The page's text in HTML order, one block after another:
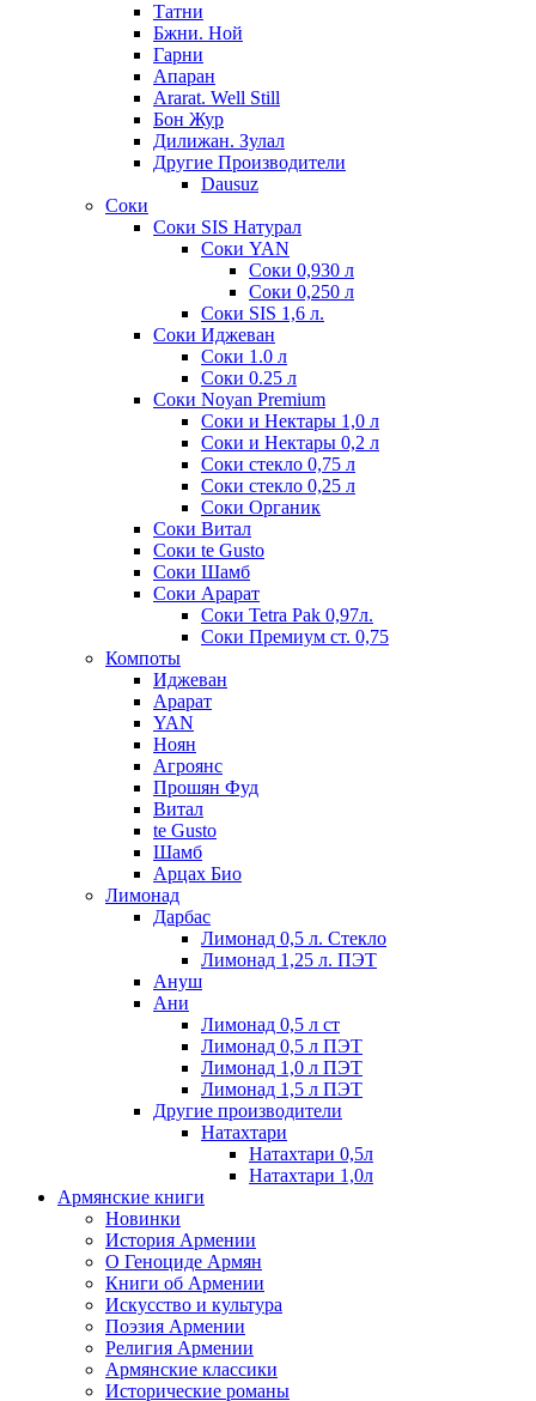
Татни
Бжни. Ной
Гарни
Апаран
Ararat. Well Still
Бон Жур
Дилижан. Зулал
Другие Производители
Dausuz
Соки
Соки SIS Натурал
Соки YAN
Соки 0,930 л
Соки 0,250 л
Соки SIS 1,6 л.
Соки Иджеван
Соки 1.0 л
Соки 0.25 л
Соки Noyan Premium
Соки и Нектары 1,0 л
Соки и Нектары 0,2 л
Соки стекло 0,75 л
Соки стекло 0,25 л
Соки Органик
Соки Витал
Соки te Gusto
Соки Шамб
Соки Арарат
Соки Tetra Pak 0,97л.
Соки Премиум ст. 0,75
Компоты
Иджеван
Арарат
YAN
Ноян
Агроянс
Прошян Фуд
Витал
te Gusto
Шамб
Арцах Био
Лимонад
Дарбас
Лимонад 0,5 л. Стекло
Лимонад 1,25 л. ПЭТ
Ануш
Ани
Лимонад 0,5 л ст
Лимонад 0,5 л ПЭТ
Лимонад 1,0 л ПЭТ
Лимонад 1,5 л ПЭТ
Другие производители
Натахтари
Натахтари 0,5л
Натахтари 1,0л
Армянские книги
Новинки
История Армении
О Геноциде Армян
Книги об Армении
Иcкусство и культура
Поэзия Армении
Религия Армении
Армянские классики
Исторические романы